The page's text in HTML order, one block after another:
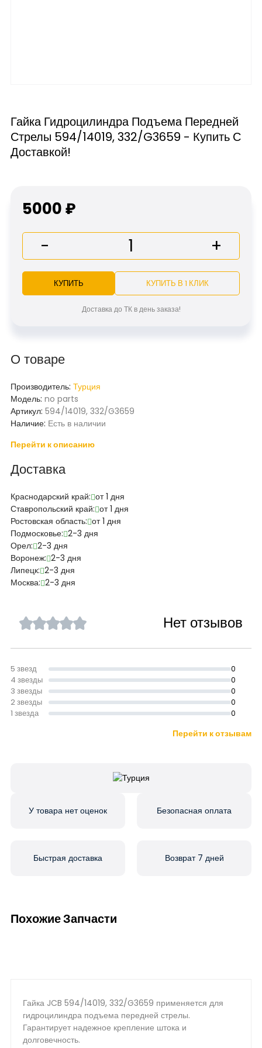
Гайка Гидроцилиндра Подъема Передней
Стрелы 594/14019, 332/G3659 - Купить С
Доставкой!
О товаре
Производитель: Турция
Модель: no parts
Артикул: 594/14019, 332/G3659
Наличие: Есть в наличии
Перейти к описанию
Доставка
Краснодарский край: от 1 дня
Ставропольский край: от 1 дня
Ростовская область: от 1 дня
Подмосковье: 2-3 дня
Орел: 2-3 дня
Воронеж: 2-3 дня
Липецк: 2-3 дня
Москва: 2-3 дня
5000 ₽
- +
КУПИТЬ КУПИТЬ В 1 КЛИК
Доставка до ТК в день заказа!
Нет отзывов
5 звезд 0
4 звезды 0
3 звезды 0
2 звезды 0
1 звезда 0
Перейти к отзывам
У товара нет оценок Безопасная оплата
Быстрая доставка Возврат 7 дней
Похожие Запчасти
Гайка JCB 594/14019, 332/G3659 применяется для
гидроцилиндра подъема передней стрелы.
Гарантирует надежное крепление штока и
долговечность.